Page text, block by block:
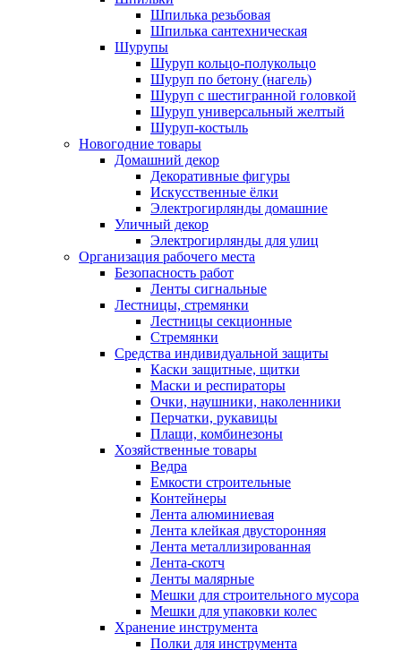
Шпилька резьбовая
Шпилька сантехническая
Шурупы
Шуруп кольцо-полукольцо
Шуруп по бетону (нагель)
Шуруп с шестигранной головкой
Шуруп универсальный желтый
Шуруп-костыль
Новогодние товары
Домашний декор
Декоративные фигуры
Искусственные ёлки
Электрогирлянды домашние
Уличный декор
Электрогирлянды для улиц
Организация рабочего места
Безопасность работ
Ленты сигнальные
Лестницы, стремянки
Лестницы секционные
Стремянки
Средства индивидуальной защиты
Каски защитные, щитки
Маски и респираторы
Очки, наушники, наколенники
Перчатки, рукавицы
Плащи, комбинезоны
Хозяйственные товары
Ведра
Емкости строительные
Контейнеры
Лента алюминиевая
Лента клейкая двусторонняя
Лента металлизированная
Лента-скотч
Ленты малярные
Мешки для строительного мусора
Мешки для упаковки колес
Хранение инструмента
Полки для инструмента